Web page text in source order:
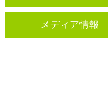
メディア情報